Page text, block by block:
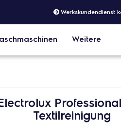
Werkskundendienst
Weitere
Textilreinigung